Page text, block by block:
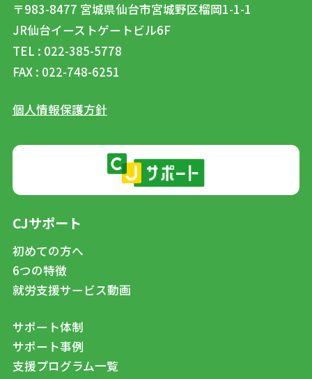
〒983-8477 宮城県仙台市宮城野区榴岡1-1-1
JR仙台イーストゲートビル6F
TEL : 022-385-5778
FAX : 022-748-6251
個人情報保護方針
CJサポート
初めての方へ
6つの特徴
就労支援サービス動画
サポート体制
サポート事例
支援プログラム一覧